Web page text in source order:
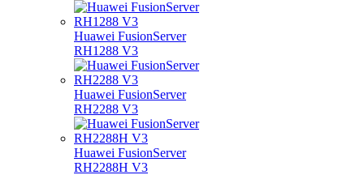
Huawei FusionServer
RH1288 V3
Huawei FusionServer
RH2288 V3
Huawei FusionServer
RH2288H V3